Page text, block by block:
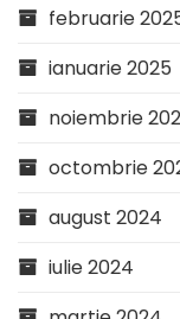
februarie
ianuarie 2025
noiembrie
octombrie
august 2024
iulie 2024